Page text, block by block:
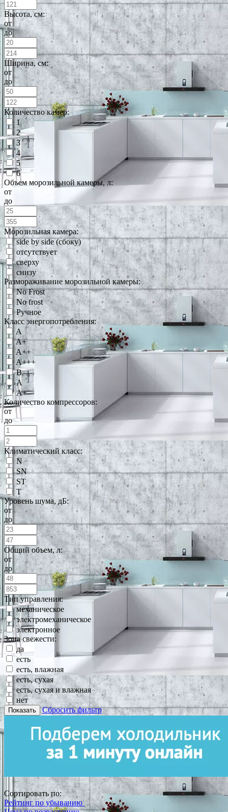
Высота, см:
от
до
Ширина, см:
от
до
Количество камер:
1
2
3
4
5
6
Объем морозильной камеры, л:
от
до
Морозильная камера:
side by side (сбоку)
отсутствует
сверху
снизу
Размораживание морозильной камеры:
No Frost
No frost
Ручное
Класс энергопотребления:
A
A+
A++
A+++
B
А
А+
Количество компрессоров:
от
до
Климатический класс:
N
SN
ST
T
Уровень шума, дБ:
от
до
Общий объем, л:
от
до
Тип управления:
механическое
электромеханическое
электронное
Зона свежести:
да
есть
есть, влажная
есть, сухая
есть, сухая и влажная
нет
Показать Сбросить фильтр
Сортировать по:
Рейтинг по убыванию